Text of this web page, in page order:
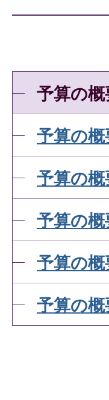
予算の
予算の
予算の
予算の
予算の
予算の